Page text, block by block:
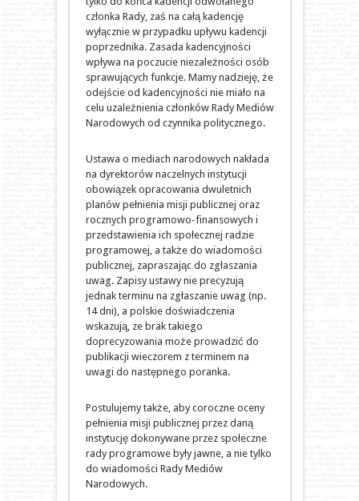
członka Rady, zaś na całą kadencję
wyłącznie w przypadku upływu kadencji
poprzednika. Zasada kadencyjności
wpływa na poczucie niezależności osób
sprawujących funkcje. Mamy nadzieję, że
odejście od kadencyjności nie miało na
celu uzależnienia członków Rady Mediów
Narodowych od czynnika politycznego.
Ustawa o mediach narodowych nakłada
na dyrektorów naczelnych instytucji
obowiązek opracowania dwuletnich
planów pełnienia misji publicznej oraz
rocznych programowo-finansowych i
przedstawienia ich społecznej radzie
programowej, a także do wiadomości
publicznej, zapraszając do zgłaszania
uwag. Zapisy ustawy nie precyzują
jednak terminu na zgłaszanie uwag (np.
14 dni), a polskie doświadczenia
wskazują, ze brak takiego
doprecyzowania może prowadzić do
publikacji wieczorem z terminem na
uwagi do następnego poranka.
Postulujemy także, aby coroczne oceny
pełnienia misji publicznej przez daną
instytucję dokonywane przez społeczne
rady programowe były jawne, a nie tylko
do wiadomości Rady Mediów
Narodowych.